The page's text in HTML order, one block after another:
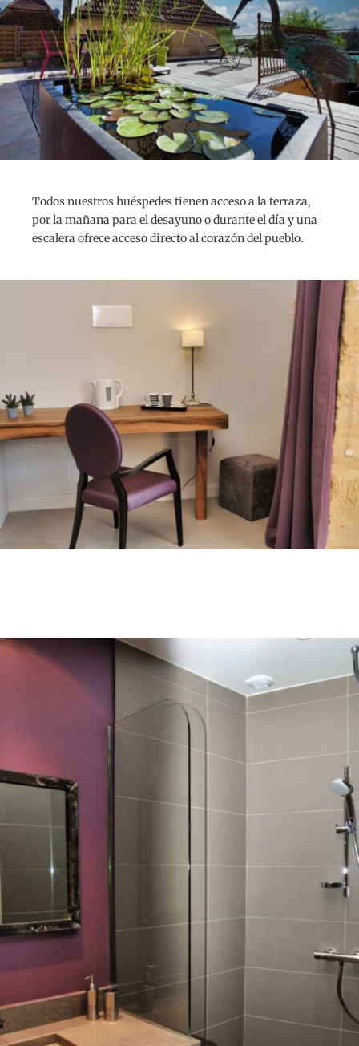
Todos nuestros huéspedes tienen acceso a la terraza,
por la mañana para el desayuno o durante el día y una
escalera ofrece acceso directo al corazón del pueblo.